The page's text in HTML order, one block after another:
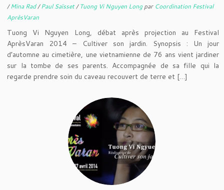
/Mina Rad/Paul Saïsset/Tuong Vi Nguyen Longpar Coordination Festival
AprèsVaran
Tuong Vi Nguyen Long, débat après projection au Festival
AprèsVaran 2014 – Cultiver son jardin. Synopsis : Un jour
d’automne au cimetière, une vietnamienne de 76 ans vient jardiner
sur la tombe de ses parents. Accompagnée de sa fille qui la
regarde prendre soin du caveau recouvert de terre et […]